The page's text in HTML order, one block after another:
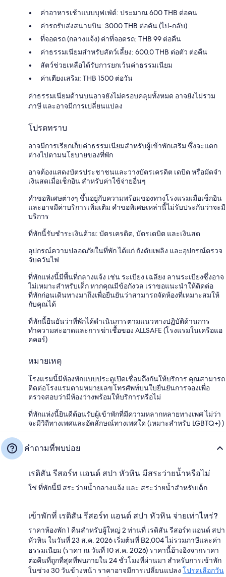
ค่าอาหารเช้าแบบบุฟเฟ่ต์: ประมาณ 600 THB ต่อคน
ค่ารถรับส่งสนามบิน: 3000 THB ต่อคัน (ไป-กลับ)
ที่จอดรถ (กลางแจ้ง) ค่าที่จอดรถ: THB 99 ต่อคืน
ค่าธรรมเนียมสำหรับสัตว์เลี้ยง: 600.0 THB ต่อตัว ต่อคืน
สัตว์ช่วยเหลือได้รับการยกเว้นค่าธรรมเนียม
ค่าเตียงเสริม: THB 1500 ต่อวัน
ค่าธรรมเนียมด้านบนอาจยังไม่ครอบคลุมทั้งหมด อาจยังไม่รวม
ภาษี และอาจมีการเปลี่ยนแปลง
โปรดทราบ
อาจมีการเรียกเก็บค่าธรรมเนียมสำหรับผู้เข้าพักเสริม ซึ่งจะแตก
ต่างไปตามนโยบายของที่พัก
อาจต้องแสดงบัตรประชาชนและวางบัตรเครดิต เดบิต หรือมัดจำ
เงินสดเมื่อเช็กอิน สำหรับค่าใช้จ่ายอื่นๆ
คำขอพิเศษต่างๆ ขึ้นอยู่กับความพร้อมของทางโรงแรมเมื่อเช็กอิน
และอาจมีค่าบริการเพิ่มเติม คำขอพิเศษเหล่านี้ไม่รับประกันว่าจะมี
บริการ
ที่พักนี้รับชำระเงินด้วย: บัตรเครดิต, บัตรเดบิต และเงินสด
อุปกรณ์ความปลอดภัยในที่พัก ได้แก่ ถังดับเพลิง และอุปกรณ์ตรวจ
จับควันไฟ
ที่พักแห่งนี้มีพื้นที่กลางแจ้ง เช่น ระเบียง เฉลียง ลานระเบียงซึ่งอาจ
ไม่เหมาะสำหรับเด็ก หากคุณมีข้อกังวล เราขอแนะนำให้ติดต่อ
ที่พักก่อนเดินทางมาถึงเพื่อยืนยันว่าสามารถจัดห้องที่เหมาะสมให้
กับคุณได้
ที่พักนี้ยืนยันว่าที่พักได้ดำเนินการตามแนวทางปฏิบัติด้านการ
ทำความสะอาดและการฆ่าเชื้อของ ALLSAFE (โรงแรมในเครือแอ
คคอร์)
หมายเหตุ
โรงแรมนี้มีห้องพักแบบประตูเปิดเชื่อมถึงกันให้บริการ คุณสามารถ
ติดต่อโรงแรมตามหมายเลขโทรศัพท์บนใบยืนยันการจองเพื่อ
ตรวจสอบว่ามีห้องว่างพร้อมให้บริการหรือไม่
ที่พักแห่งนี้ยินดีต้อนรับผู้เข้าพักที่มีความหลากหลายทางเพศ ไม่ว่า
จะมีวิถีทางเพศและอัตลักษณ์ทางเพศใด (เหมาะสำหรับ LGBTQ+) )
คำถามที่พบบ่อย
เรดิสัน รีสอร์ท แอนด์ สปา หัวหิน มีสระว่ายน้ำหรือไม่
ใช่ ที่พักนี้มี สระว่ายน้ำกลางแจ้ง และ สระว่ายน้ำสำหรับเด็ก
เข้าพักที่ เรดิสัน รีสอร์ท แอนด์ สปา หัวหิน จ่ายเท่าไหร่?
ราคาห้องพัก 1 คืนสำหรับผู้ใหญ่ 2 ท่านที่ เรดิสัน รีสอร์ท แอนด์ สปา
หัวหิน ในวันที่ 23 ส.ค. 2026 เริ่มต้นที่ ฿2,004 ไม่รวมภาษีและค่า
ธรรมเนียม (ราคา ณ วันที่ 10 ส.ค. 2026) ราคานี้อ้างอิงจากราคา
ต่อคืนที่ถูกที่สุดที่พบภายใน 24 ชั่วโมงที่ผ่านมา สำหรับการเข้าพัก
ในช่วง 30 วันข้างหน้า ราคาอาจมีการเปลี่ยนแปลง โปรดเลือกวัน